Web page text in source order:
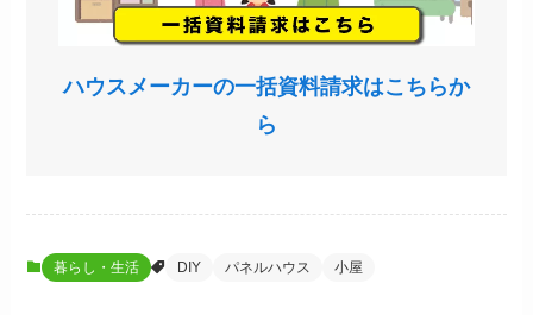
ハウスメーカーの一括資料請求はこちらか
ら
暮らし・生活 DIY パネルハウス 小屋